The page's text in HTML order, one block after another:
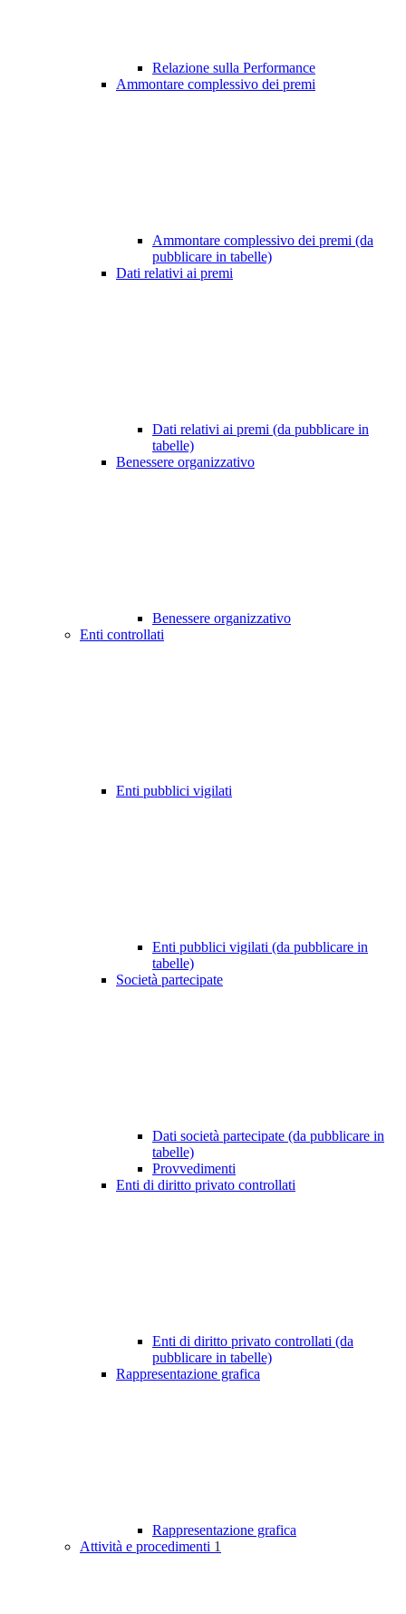
Relazione sulla Performance
Ammontare complessivo dei premi
Ammontare complessivo dei premi (da
pubblicare in tabelle)
Dati relativi ai premi
Dati relativi ai premi (da pubblicare in
tabelle)
Benessere organizzativo
Benessere organizzativo
Enti controllati
Enti pubblici vigilati
Enti pubblici vigilati (da pubblicare in
tabelle)
Società partecipate
Dati società partecipate (da pubblicare in
tabelle)
Provvedimenti
Enti di diritto privato controllati
Enti di diritto privato controllati (da
pubblicare in tabelle)
Rappresentazione grafica
Rappresentazione grafica
Attività e procedimenti 1